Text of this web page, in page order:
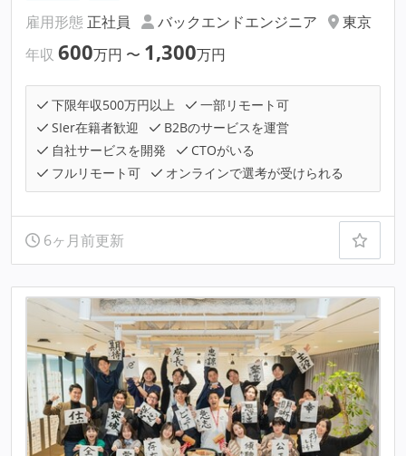
雇用形態 正社員 バックエンドエンジニア
東京
年収 600万円 〜 1,300万円
下限年収500万円以上
一部リモート可
SIer在籍者歓迎
B2Bのサービスを運営
自社サービスを開発
CTOがいる
フルリモート可
オンラインで選考が受けられる
6ヶ月前更新